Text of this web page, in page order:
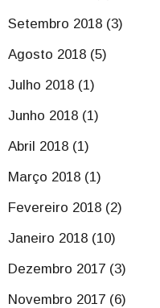
Setembro 2018 (3)
Agosto 2018 (5)
Julho 2018 (1)
Junho 2018 (1)
Abril 2018 (1)
Março 2018 (1)
Fevereiro 2018 (2)
Janeiro 2018 (10)
Dezembro 2017 (3)
Novembro 2017 (6)